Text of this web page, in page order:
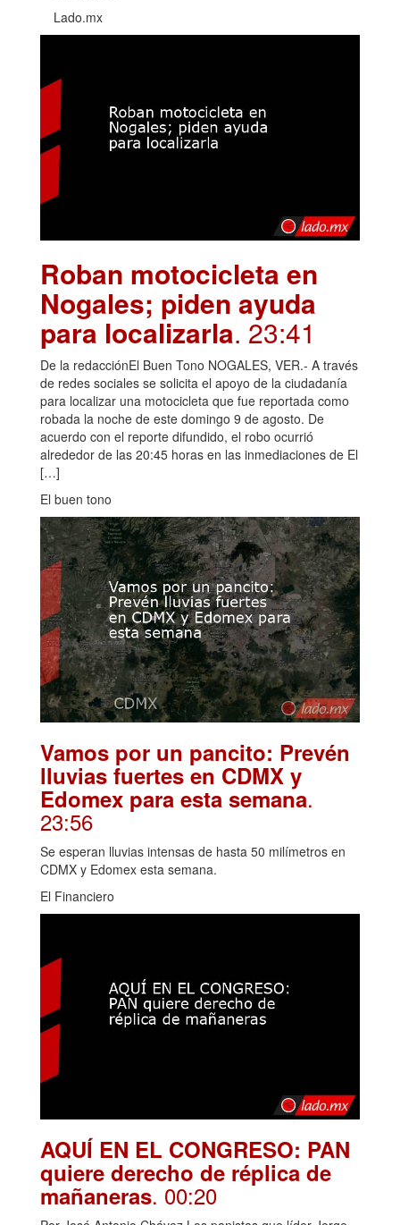
Lado.mx
Roban motocicleta en
Nogales; piden ayuda
para localizarla. 23:41
De la redacciónEl Buen Tono NOGALES, VER.- A través
de redes sociales se solicita el apoyo de la ciudadanía
para localizar una motocicleta que fue reportada como
robada la noche de este domingo 9 de agosto. De
acuerdo con el reporte difundido, el robo ocurrió
alrededor de las 20:45 horas en las inmediaciones de El
[…]
El buen tono
Vamos por un pancito: Prevén
lluvias fuertes en CDMX y
Edomex para esta semana.
23:56
Se esperan lluvias intensas de hasta 50 milímetros en
CDMX y Edomex esta semana.
El Financiero
AQUÍ EN EL CONGRESO: PAN
quiere derecho de réplica de
mañaneras. 00:20